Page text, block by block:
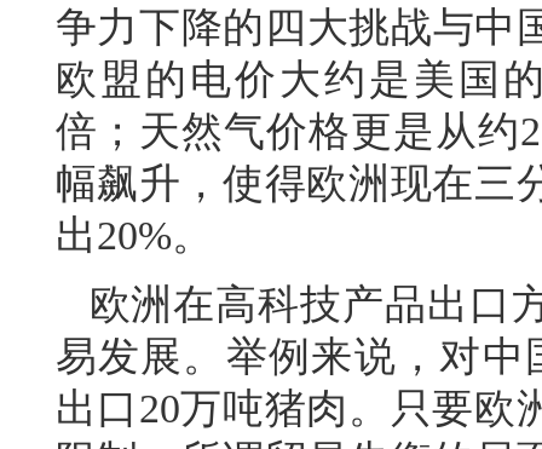
争力下降的四大挑战与中
欧盟的电价大约是美国
倍；天然气价格更是从约
幅飙升，使得欧洲现在三
出20%。
欧洲在高科技产品出口
易发展。举例来说，对
出口20万吨猪肉。只要欧